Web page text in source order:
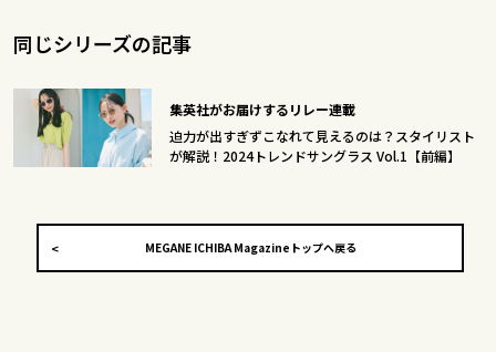
同じシリーズの記事
集英社がお届けするリレー連載
迫力が出すぎずこなれて見えるのは？スタイリスト
が解説！2024トレンドサングラス Vol.1【前編】
MEGANE ICHIBA Magazineトップへ戻る